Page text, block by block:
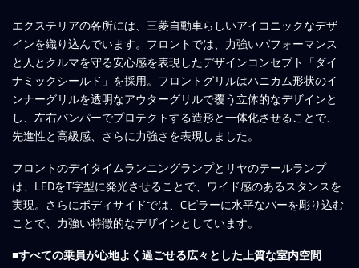
エクステリアの各所には、三菱自動車らしいアイコニックなデザ
インを織り込んでいます。フロントでは、力強いパフォーマンス
と人とクルマを守る安心感を表現したデザインコンセプト「ダイ
ナミックシールド」を採用。フロントグリルはハニカム形状のイ
ンナーグリルを透明なアウターグリルで覆う立体的なデザインと
し、左右バンパーでプロテクトする造形と一体化させることで、
先進性と高級感、さらに力強さを表現しました。
フロントのデイタイムランニングランプとリヤのテールランプ
は、LEDをT字型に発光させることで、ワイド感のあるスタンスを
実現。さらにボディサイドでは、Cピラーに水平なバーを彫り込む
ことで、力強い特徴的なデザインとしています。
■すべての乗員が心地よく過ごせる広々とした上質な室内空間